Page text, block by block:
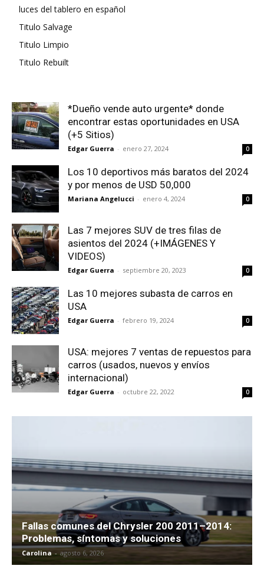
luces del tablero en español
Titulo Salvage
Titulo Limpio
Titulo Rebuilt
*Dueño vende auto urgente* donde
encontrar estas oportunidades en USA
(+5 Sitios)
Edgar Guerra - enero 27, 2024 0
Los 10 deportivos más baratos del 2024
y por menos de USD 50,000
Mariana Angelucci - enero 4, 2024 0
Las 7 mejores SUV de tres filas de
asientos del 2024 (+IMÁGENES Y
VIDEOS)
Edgar Guerra - septiembre 20, 2023 0
Las 10 mejores subasta de carros en
USA
Edgar Guerra - febrero 19, 2024 0
USA: mejores 7 ventas de repuestos para
carros (usados, nuevos y envíos
internacional)
Edgar Guerra - octubre 22, 2022 0
Fallas comunes del Chrysler 200 2011–2014:
Problemas, síntomas y soluciones
Carolina - agosto 6, 2026